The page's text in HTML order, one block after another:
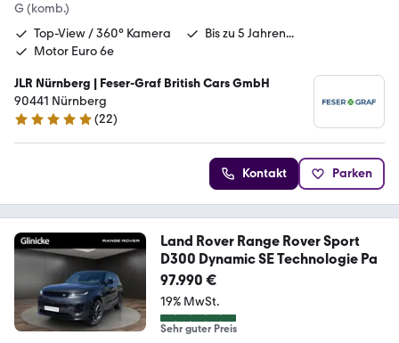
G (komb.)
Top-View / 360° Kamera
Bis zu 5 Jahren...
Motor Euro 6e
JLR Nürnberg | Feser-Graf British Cars GmbH
90441 Nürnberg
5 Sterne
(22)
Kontakt Parken
Land Rover Range Rover Sport
D300 Dynamic SE Technologie Pa
97.990 €
19% MwSt.
Sehr guter Preis